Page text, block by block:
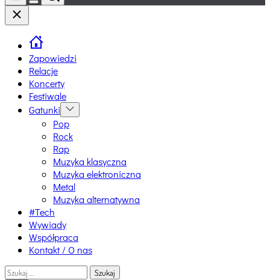
Switch
Close
Zapowiedzi
Relacje
Koncerty
Festiwale
Gatunki Show
sub
menu
Pop
Rock
Rap
Muzyka klasyczna
Muzyka elektroniczna
Metal
Muzyka alternatywna
#Tech
Wywiady
Współpraca
Kontakt / O nas
Szukaj: